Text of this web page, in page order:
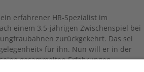
erfahrener HR-Spezialist im
einem 3,5-jährigen Zwischenspiel bei
zurückgekehrt. Das sei
für ihn. Nun will er in der
gesammelten Erfahrungen